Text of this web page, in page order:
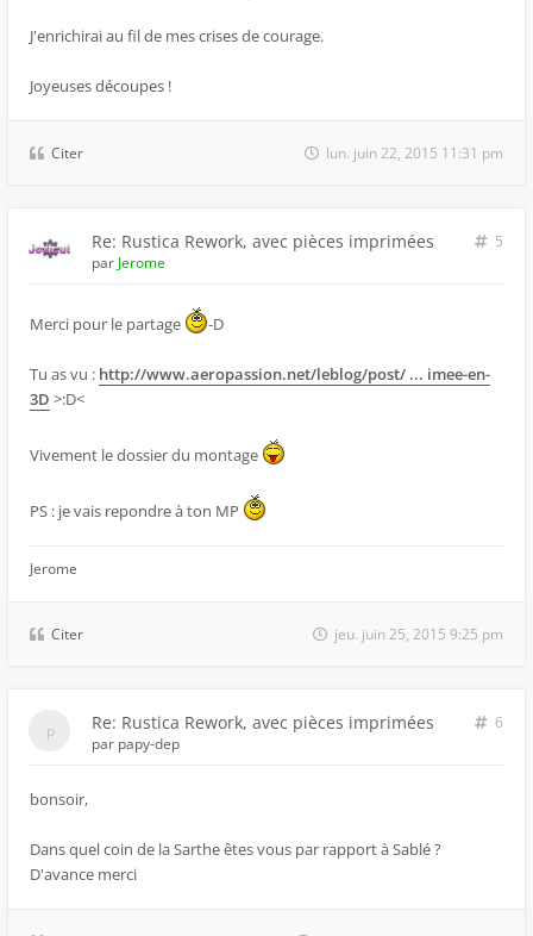
J'enrichirai au fil de mes crises de courage.
Joyeuses découpes !
Citer lun. juin 22, 2015 11:31 pm
Re: Rustica Rework, avec pièces imprimées
5
par Jerome
Merci pour le partage -D
Tu as vu : http://www.aeropassion.net/leblog/post/ ... imee-en-
3D >:D<
Vivement le dossier du montage
PS : je vais repondre à ton MP
Jerome
Citer jeu. juin 25, 2015 9:25 pm
Re: Rustica Rework, avec pièces imprimées
6
par papy-dep
bonsoir,
Dans quel coin de la Sarthe êtes vous par rapport à Sablé ?
D'avance merci